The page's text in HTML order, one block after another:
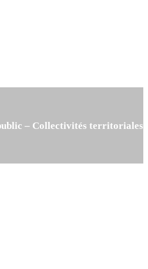
– Collectivités territoriales